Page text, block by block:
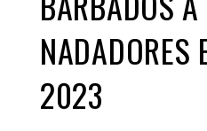
NADADORES
2023